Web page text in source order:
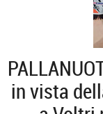
in vista